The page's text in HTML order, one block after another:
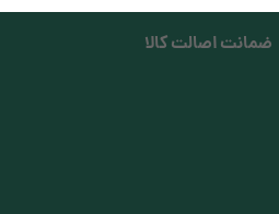
ضمانت اصالت کالا